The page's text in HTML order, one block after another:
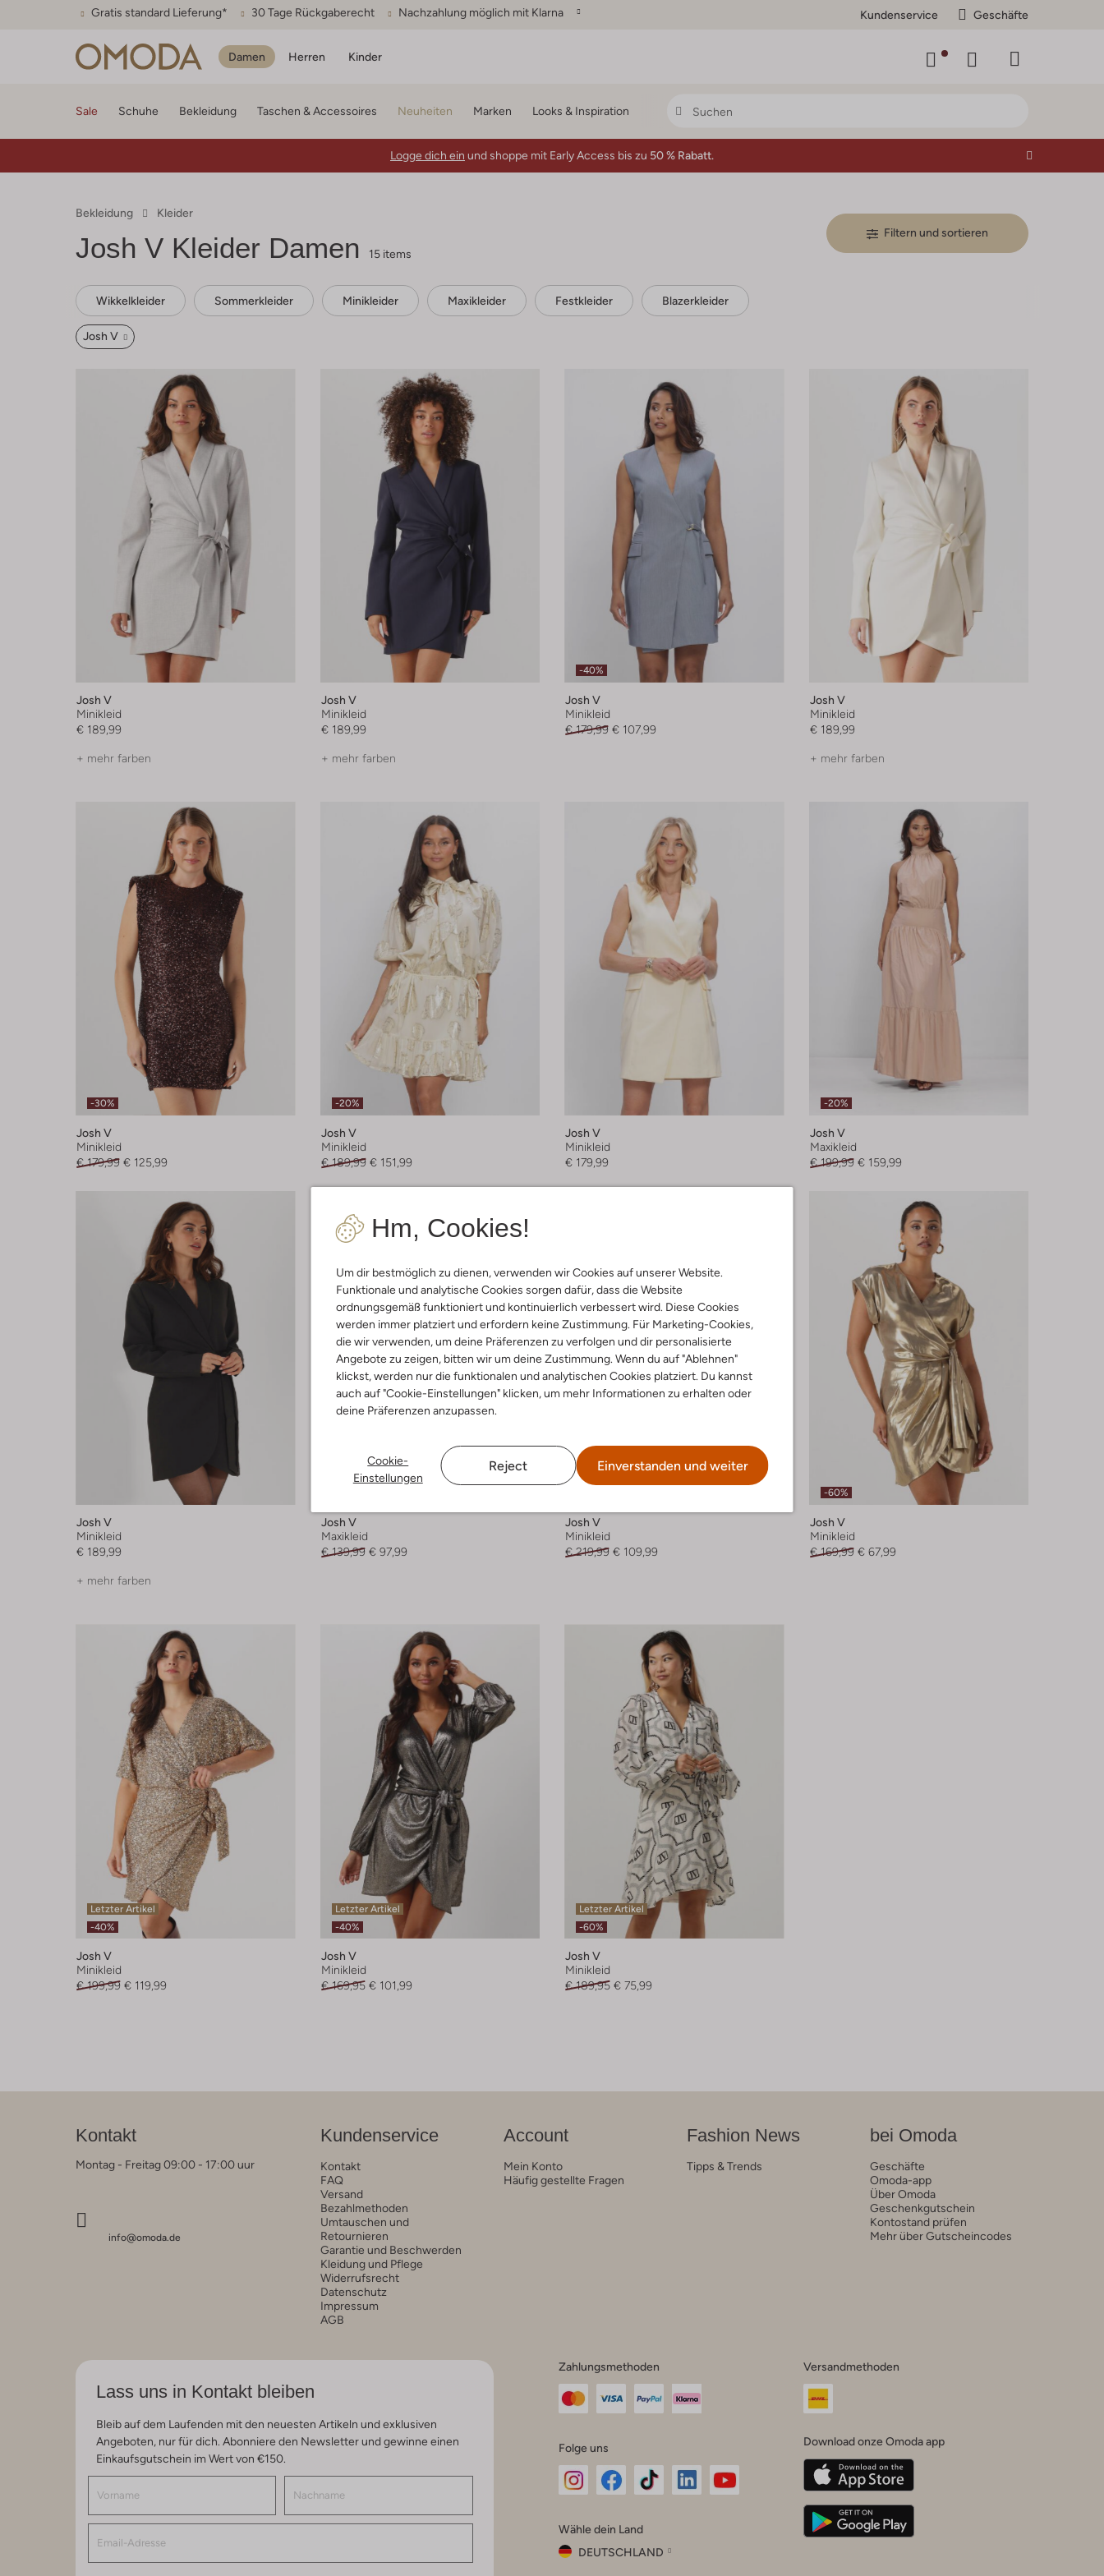
Gratis standard Lieferung* 30 Tage Rückgaberecht Nachzahlung möglich mit Klarna Kundenservice Geschäfte
Damen Herren Kinder
Hm, Cookies!
Um dir bestmöglich zu dienen, verwenden wir Cookies auf unserer Website.
Funktionale und analytische Cookies sorgen dafür, dass die Website
ordnungsgemäß funktioniert und kontinuierlich verbessert wird. Diese Cookies
werden immer platziert und erfordern keine Zustimmung. Für Marketing-Cookies,
die wir verwenden, um deine Präferenzen zu verfolgen und dir personalisierte
Angebote zu zeigen, bitten wir um deine Zustimmung. Wenn du auf "Ablehnen"
klickst, werden nur die funktionalen und analytischen Cookies platziert. Du kannst
auch auf "Cookie-Einstellungen" klicken, um mehr Informationen zu erhalten oder
deine Präferenzen anzupassen.
Cookie-
Einstellungen
Reject Einverstanden und weiter
Sale Schuhe Bekleidung Taschen & Accessoires Neuheiten Marken Looks & Inspiration
Logge dich ein und shoppe mit Early Access bis zu 50 % Rabatt.
Bekleidung Kleider
Josh V Kleider Damen 15 items
Filtern und sortieren
Wikkelkleider Sommerkleider Minikleider Maxikleider Festkleider Blazerkleider
Josh V
Josh V
Minikleid
€ 189,99
+ mehr farben
Josh V
Minikleid
€ 189,99
+ mehr farben
-40%
Josh V
Minikleid
€ 179,99 € 107,99
Josh V
Minikleid
€ 189,99
+ mehr farben
-30%
Josh V
Minikleid
€ 179,99 € 125,99
-20%
Josh V
Minikleid
€ 189,99 € 151,99
Josh V
Minikleid
€ 179,99
-20%
Josh V
Maxikleid
€ 199,99 € 159,99
Josh V
Minikleid
€ 189,99
+ mehr farben
Letzte Größen
Josh V
Maxikleid
€ 139,99 € 97,99
Letzte Größen
Josh V
Minikleid
€ 219,99 € 109,99
-60%
Josh V
Minikleid
€ 169,99 € 67,99
Letzter Artikel
-40%
Josh V
Minikleid
€ 199,99 € 119,99
Letzter Artikel
-40%
Josh V
Minikleid
€ 169,95 € 101,99
Letzter Artikel
-60%
Josh V
Minikleid
€ 189,95 € 75,99
Kontakt
Montag - Freitag 09:00 - 17:00 uur
info@omoda.de
Kundenservice
Kontakt
FAQ
Versand
Bezahlmethoden
Umtauschen und
Retournieren
Garantie und Beschwerden
Kleidung und Pflege
Widerrufsrecht
Datenschutz
Impressum
AGB
Account
Mein Konto
Häufig gestellte Fragen
Fashion News
Tipps & Trends
bei Omoda
Geschäfte
Omoda-app
Über Omoda
Geschenkgutschein
Kontostand prüfen
Mehr über Gutscheincodes
Lass uns in Kontakt bleiben
Bleib auf dem Laufenden mit den neuesten Artikeln und exklusiven
Angeboten, nur für dich. Abonniere den Newsletter und gewinne einen
Einkaufsgutschein im Wert von €150.
Zahlungsmethoden
Folge uns
Instagram
Facebook
TikTok
Wähle dein Land
DEUTSCHLAND
Versandmethoden
Download onze Omoda app